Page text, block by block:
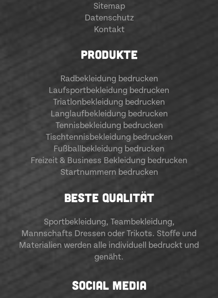
Sitemap
Datenschutz
Kontakt
PRODUKTE
Radbekleidung bedrucken
Laufsportbekleidung bedrucken
Triatlonbekleidung bedrucken
Langlaufbekleidung bedrucken
Tennisbekleidung bedrucken
Tischtennisbekleidung bedrucken
Fußballbekleidung bedrucken
Freizeit & Business Bekleidung bedrucken
Startnummern bedrucken
BESTE QUALITÄT
Sportbekleidung, Teambekleidung,
Mannschafts Dressen oder Trikots. Stoffe und
Materialien werden alle individuell bedruckt und
genäht.
SOCIAL MEDIA